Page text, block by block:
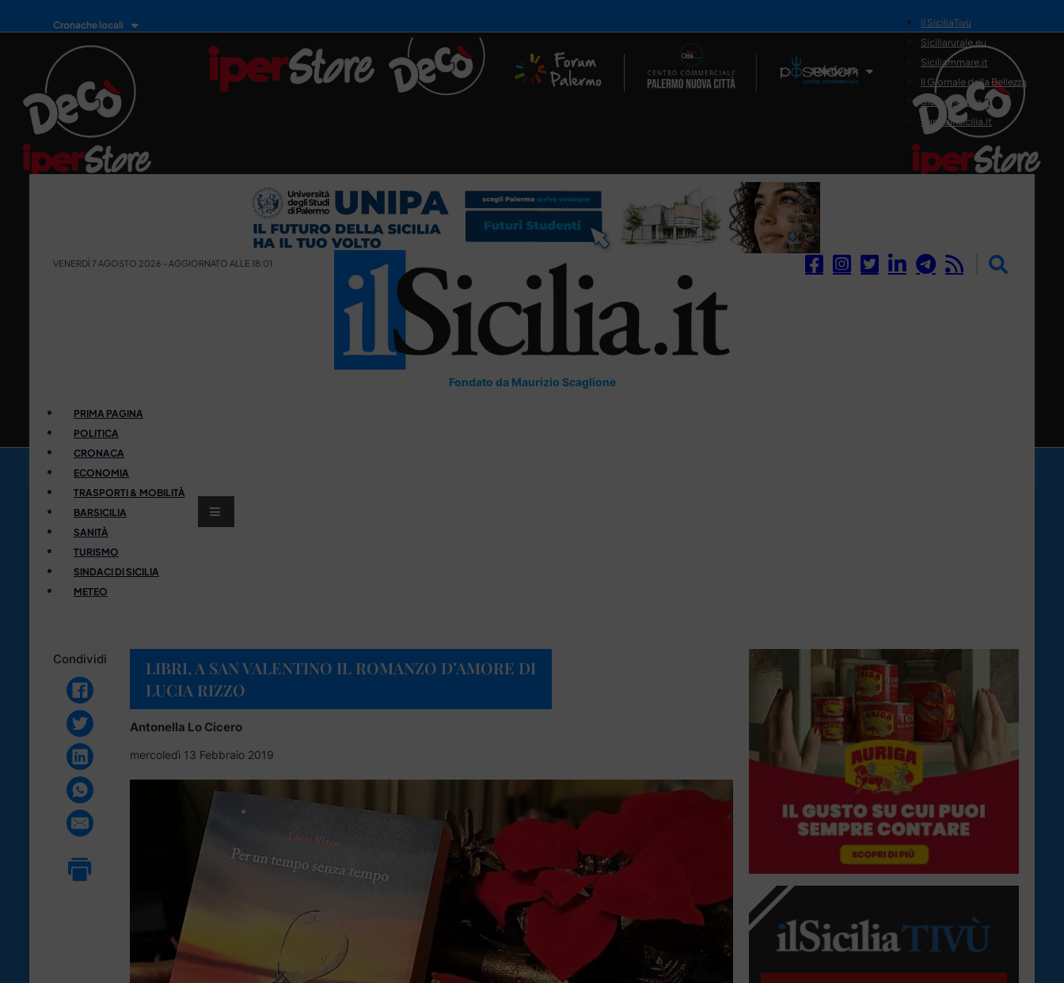
Cronache locali
Il Network
il SiciliaTivù
Siciliarurale.eu
Siciliammare.it
Il Giornale della Bellezza
Siciliamedica.it
Sanitainsicilia.it
VENERDÌ 7 AGOSTO 2026 - AGGIORNATO ALLE 18:01
Fondato da Maurizio Scaglione
PRIMA PAGINA
POLITICA
CRONACA
ECONOMIA
TRASPORTI & MOBILITÀ
BARSICILIA
SANITÀ
TURISMO
SINDACI DI SICILIA
METEO
Condividi
LIBRI, A SAN VALENTINO IL ROMANZO D’AMORE DI
LUCIA RIZZO
Antonella Lo Cicero
mercoledì 13 Febbraio 2019